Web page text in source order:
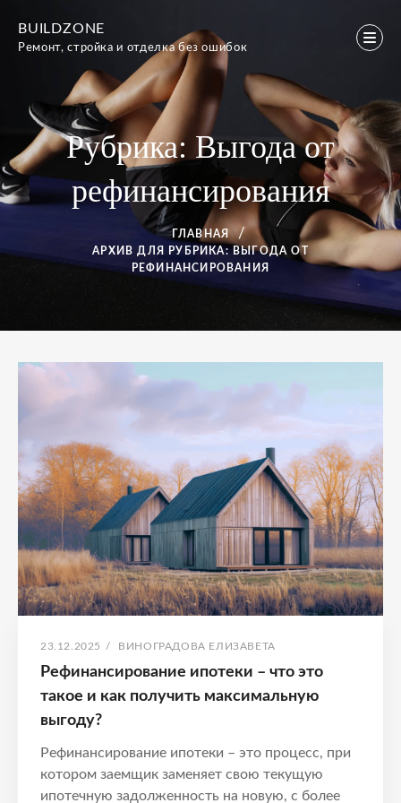
содержимому
BUILDZONE
Ремонт, стройка и отделка без ошибок
Рубрика: Выгода от
рефинансирования
ГЛАВНАЯ
АРХИВ ДЛЯ
РУБРИКА:ВЫГОДА ОТ
РЕФИНАНСИРОВАНИЯ
Рубрика:
Выгода
от
рефинансирования
ОПУБЛИКОВАНО
23.12.2025 / АВТОР:
ВИНОГРАДОВА ЕЛИЗАВЕТА
Рефинансирование ипотеки – что это
такое и как получить максимальную
выгоду?
Рефинансирование ипотеки – это процесс, при
котором заемщик заменяет свою текущую
ипотечную задолженность на новую, с более